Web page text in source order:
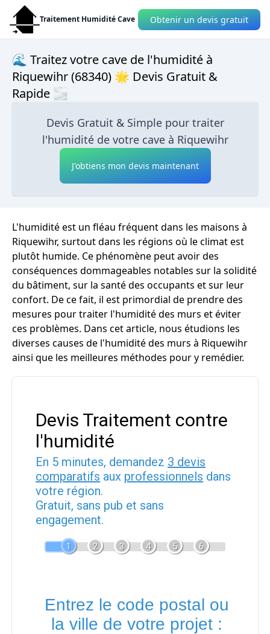
Traitement Humidité Cave Obtenir un devis gratuit
🌊 Traitez votre cave de l'humidité à
Riquewihr (68340) 🌟 Devis Gratuit &
Rapide 🌫
Devis Gratuit & Simple pour traiter
l'humidité de votre cave à Riquewihr
J'obtiens mon devis maintenant
L'humidité est un fléau fréquent dans les maisons à
Riquewihr, surtout dans les régions où le climat est
plutôt humide. Ce phénomène peut avoir des
conséquences dommageables notables sur la solidité
du bâtiment, sur la santé des occupants et sur leur
confort. De ce fait, il est primordial de prendre des
mesures pour traiter l'humidité des murs et éviter
ces problèmes. Dans cet article, nous étudions les
diverses causes de l'humidité des murs à Riquewihr
ainsi que les meilleures méthodes pour y remédier.
Devis Traitement contre
l'humidité
En 5 minutes, demandez 3 devis
comparatifs aux professionnels dans
votre région.
Gratuit, sans pub et sans
engagement.
1 2 3 4 5 6
Entrez le code postal ou
la ville de votre projet :